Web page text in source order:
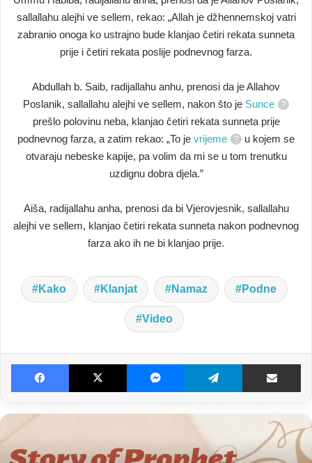
sallallahu alejhi ve sellem, rekao: „Allah je džhennemskoj vatri
zabranio onoga ko ustrajno bude klanjao četiri rekata sunneta
prije i četiri rekata poslije podnevnog farza.
Abdullah b. Saib, radijallahu anhu, prenosi da je Allahov
Poslanik, sallallahu alejhi ve sellem, nakon što je Sunce
prešlo polovinu neba, klanjao četiri rekata sunneta prije
podnevnog farza, a zatim rekao: „To je vrijeme
u kojem se
otvaraju nebeske kapije, pa volim da mi se u tom trenutku
uzdignu dobra djela.”
Aiša, radijallahu anha, prenosi da bi Vjerovjesnik, sallallahu
alejhi ve sellem, klanjao četiri rekata sunneta nakon podnevnog
farza ako ih ne bi klanjao prije.
Kako Klanjat Namaz Podne
Video
Facebook X Messenger Telegram